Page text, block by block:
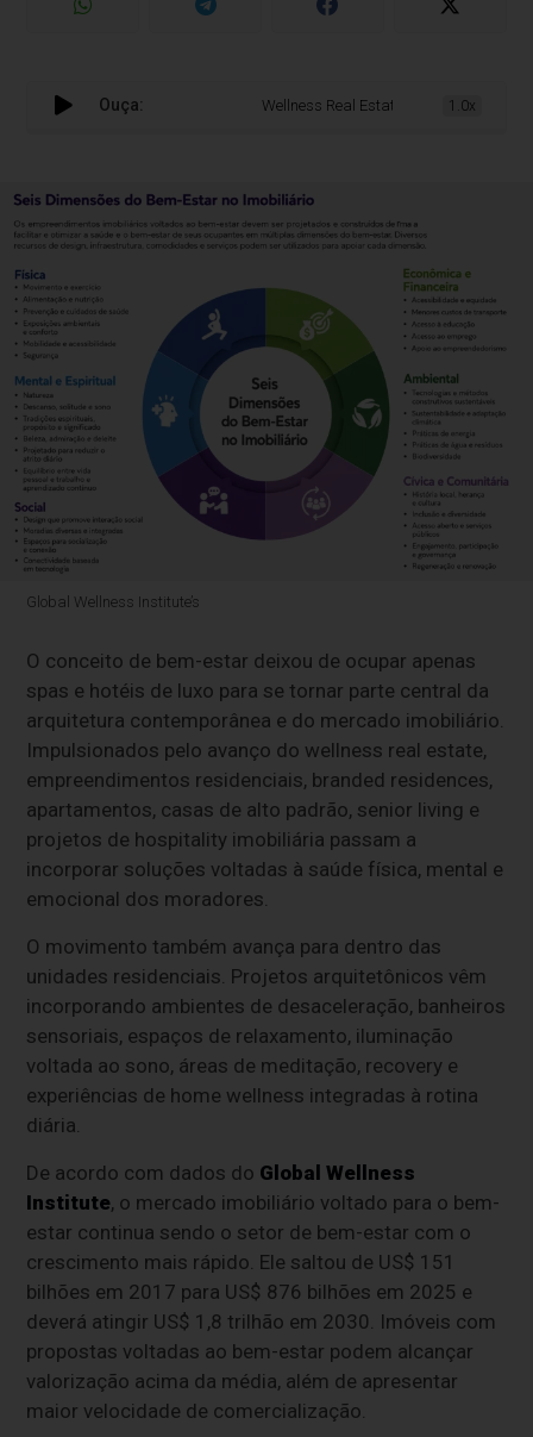
Ouça: Wellness Real Estate impulsiona o
1.0x
Global Wellness Institute’s
O conceito de bem-estar deixou de ocupar apenas
spas e hotéis de luxo para se tornar parte central da
arquitetura contemporânea e do mercado imobiliário.
Impulsionados pelo avanço do wellness real estate,
empreendimentos residenciais, branded residences,
apartamentos, casas de alto padrão, senior living e
projetos de hospitality imobiliária passam a
incorporar soluções voltadas à saúde física, mental e
emocional dos moradores.
O movimento também avança para dentro das
unidades residenciais. Projetos arquitetônicos vêm
incorporando ambientes de desaceleração, banheiros
sensoriais, espaços de relaxamento, iluminação
voltada ao sono, áreas de meditação, recovery e
experiências de home wellness integradas à rotina
diária.
De acordo com dados do Global Wellness
Institute, o mercado imobiliário voltado para o bem-
estar continua sendo o setor de bem-estar com o
crescimento mais rápido. Ele saltou de US$ 151
bilhões em 2017 para US$ 876 bilhões em 2025 e
deverá atingir US$ 1,8 trilhão em 2030. Imóveis com
propostas voltadas ao bem-estar podem alcançar
valorização acima da média, além de apresentar
maior velocidade de comercialização.